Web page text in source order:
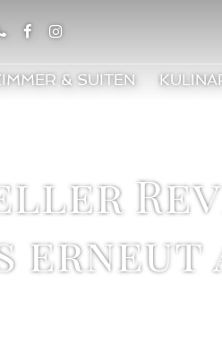
TelefonFacebook
Instagram
& SUITEN
erneut